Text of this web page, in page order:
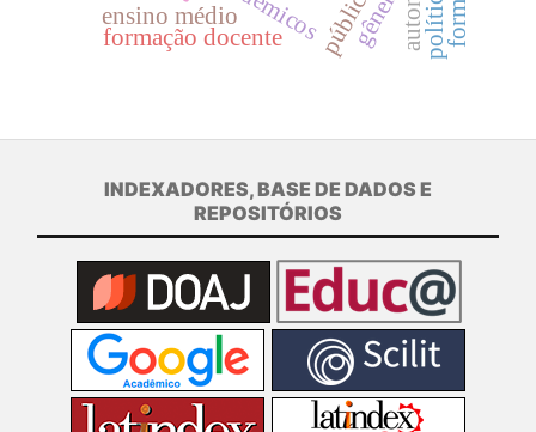
formação docente
ensino médio
INDEXADORES, BASE DE DADOS E
REPOSITÓRIOS